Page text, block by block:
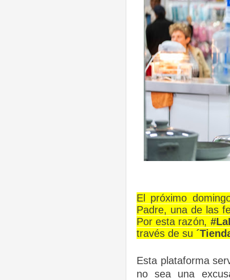
El próximo
Padre, una de las
Por esta razón,
través de su
Esta plataforma
no sea una